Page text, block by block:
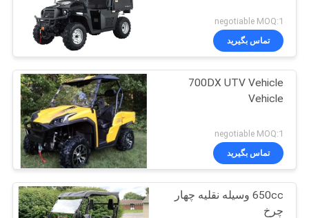
negotiable MOQ:1
تماس بگیرید
700DX UTV Vehicle
Vehicle
negotiable MOQ:1
تماس بگیرید
650cc وسیله نقلیه چهار
چرخ